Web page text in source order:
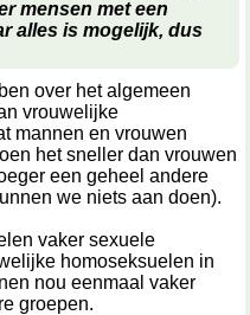
mensen met een
alles is mogelijk, dus
over het algemeen
vrouwelijke
mannen en vrouwen
het sneller dan vrouwen
een geheel andere
we niets aan doen).
vaker sexuele
homoseksuelen in
nou eenmaal vaker
groepen.